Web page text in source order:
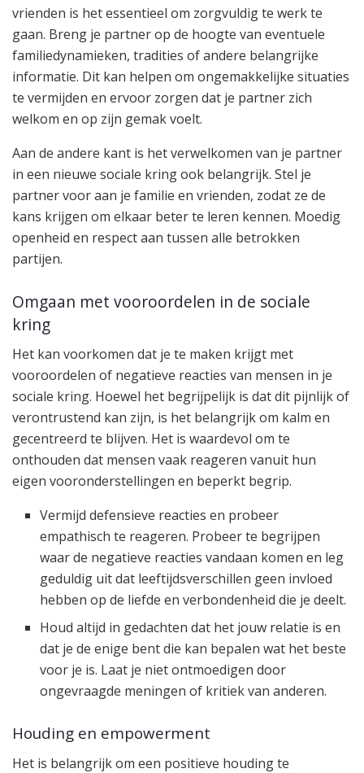
vrienden is het essentieel om zorgvuldig te werk te
gaan. Breng je partner op de hoogte van eventuele
familiedynamieken, tradities of andere belangrijke
informatie. Dit kan helpen om ongemakkelijke situaties
te vermijden en ervoor zorgen dat je partner zich
welkom en op zijn gemak voelt.
Aan de andere kant is het verwelkomen van je partner
in een nieuwe sociale kring ook belangrijk. Stel je
partner voor aan je familie en vrienden, zodat ze de
kans krijgen om elkaar beter te leren kennen. Moedig
openheid en respect aan tussen alle betrokken
partijen.
Omgaan met vooroordelen in de sociale
kring
Het kan voorkomen dat je te maken krijgt met
vooroordelen of negatieve reacties van mensen in je
sociale kring. Hoewel het begrijpelijk is dat dit pijnlijk of
verontrustend kan zijn, is het belangrijk om kalm en
gecentreerd te blijven. Het is waardevol om te
onthouden dat mensen vaak reageren vanuit hun
eigen vooronderstellingen en beperkt begrip.
Vermijd defensieve reacties en probeer
empathisch te reageren. Probeer te begrijpen
waar de negatieve reacties vandaan komen en leg
geduldig uit dat leeftijdsverschillen geen invloed
hebben op de liefde en verbondenheid die je deelt.
Houd altijd in gedachten dat het jouw relatie is en
dat je de enige bent die kan bepalen wat het beste
voor je is. Laat je niet ontmoedigen door
ongevraagde meningen of kritiek van anderen.
Houding en empowerment
Het is belangrijk om een positieve houding te